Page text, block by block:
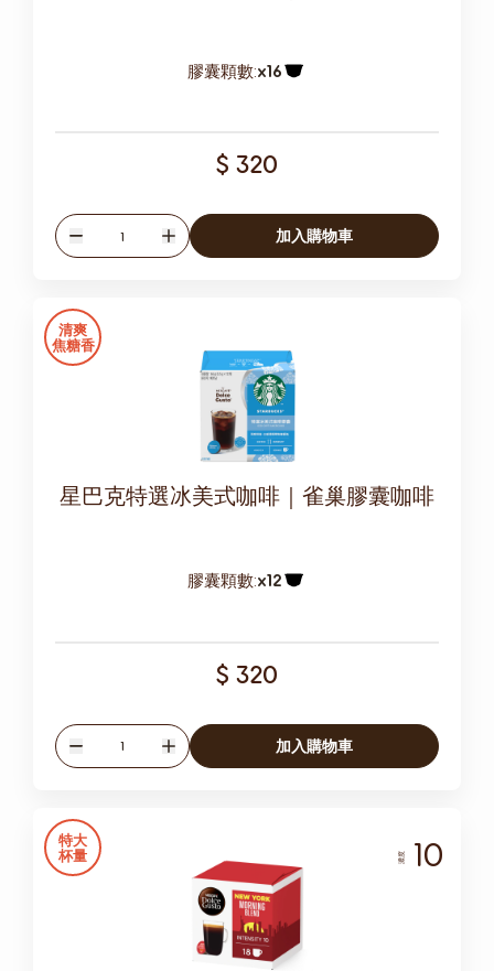
膠囊顆數:x16
$ 320
數量
增加
加入購物車
清爽
焦糖香
星巴克特選冰美式咖啡｜雀巢膠囊咖啡
膠囊顆數:x12
$ 320
數量
增加
加入購物車
特大
杯量
濃度 10